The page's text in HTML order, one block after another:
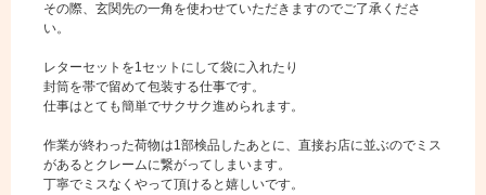
その際、玄関先の一角を使わせていただきますのでご了承くださ
い。
レターセットを1セットにして袋に入れたり
封筒を帯で留めて包装する仕事です。
仕事はとても簡単でサクサク進められます。
作業が終わった荷物は1部検品したあとに、直接お店に並ぶのでミス
があるとクレームに繋がってしまいます。
丁寧でミスなくやって頂けると嬉しいです。